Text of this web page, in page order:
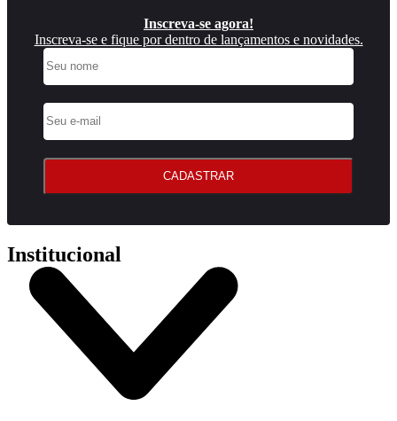
Inscreva-se agora!
Inscreva-se e fique por dentro de lançamentos e novidades.
CADASTRAR
Institucional